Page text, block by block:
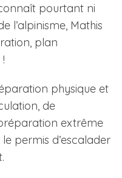
pourtant ni
l’alpinisme, Mathis
plan
physique et
de
extrême
permis d’escalader